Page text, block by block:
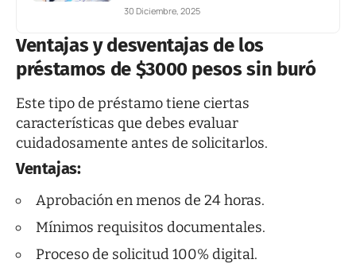
30 Diciembre, 2025
Ventajas y desventajas de los
préstamos de $3000 pesos sin buró
Este tipo de préstamo tiene ciertas
características que debes evaluar
cuidadosamente antes de solicitarlos.
Ventajas:
Aprobación en menos de 24 horas.
Mínimos requisitos documentales.
Proceso de solicitud 100% digital.